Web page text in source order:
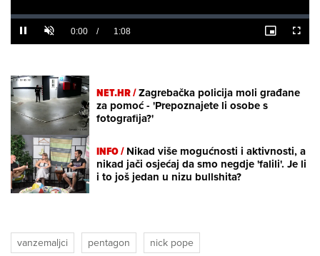
Unmute /
Loaded:
0%
NET.HR /Zagrebačka policija moli građane
za pomoć - 'Prepoznajete li osobe s
fotografija?'
INFO /Nikad više mogućnosti i aktivnosti, a
nikad jači osjećaj da smo negdje 'falili'. Je li
i to još jedan u nizu bullshita?
vanzemaljci pentagon nick pope